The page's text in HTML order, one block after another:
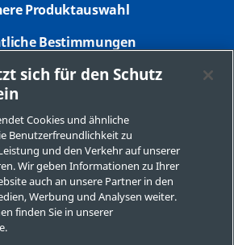
Produktauswahl
Bestimmungen
Seitenverzeichnis
Präferenzen
Informationen nicht
oder mit anderen teilen
sich für den Schutz
Cookies und ähnliche
Benutzerfreundlichkeit zu
und den Verkehr auf unserer
Wir geben Informationen zu Ihrer
auch an unsere Partner in den
Werbung und Analysen weiter.
finden Sie in unserer